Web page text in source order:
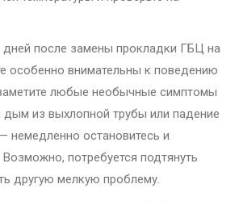
дней после замены прокладки ГБЦ на
особенно внимательны к поведению
любые необычные симптомы
из выхлопной трубы или падение
немедленно остановитесь и
Возможно, потребуется подтянуть
другую мелкую проблему.